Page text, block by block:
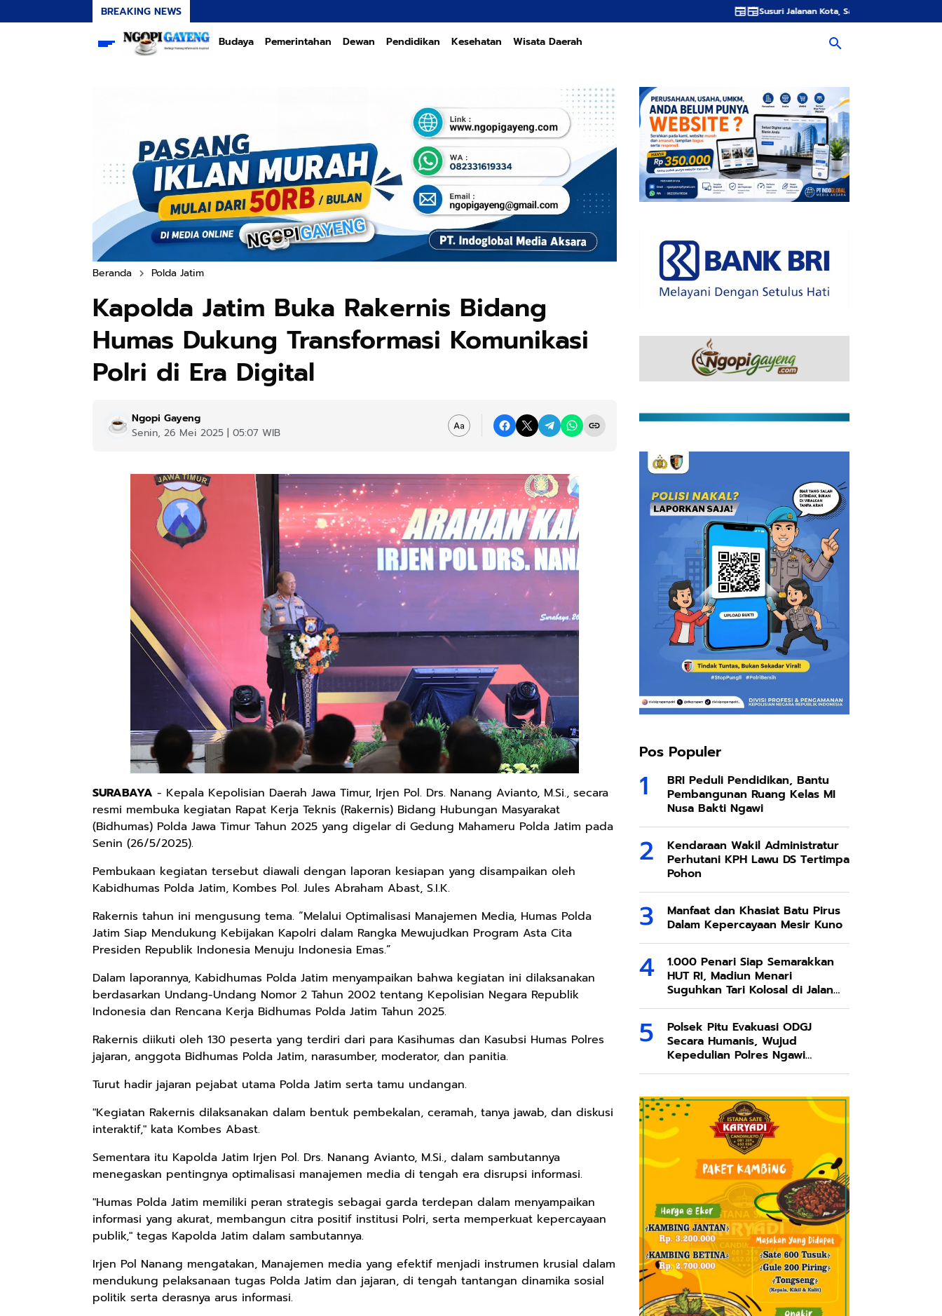
BREAKING NEWS Susuri Jalanan Kota, Satlantas Polres Gresik Tebar Kebaikan
Budaya Pemerintahan Dewan Pendidikan Kesehatan Wisata Daerah
Beranda Polda Jatim
Kapolda Jatim Buka Rakernis Bidang
Humas Dukung Transformasi Komunikasi
Polri di Era Digital
Ngopi Gayeng
Senin, 26 Mei 2025 | 05:07 WIB
SURABAYA - Kepala Kepolisian Daerah Jawa Timur, Irjen Pol. Drs. Nanang Avianto, M.Si., secara
resmi membuka kegiatan Rapat Kerja Teknis (Rakernis) Bidang Hubungan Masyarakat
(Bidhumas) Polda Jawa Timur Tahun 2025 yang digelar di Gedung Mahameru Polda Jatim pada
Senin (26/5/2025).
Pembukaan kegiatan tersebut diawali dengan laporan kesiapan yang disampaikan oleh
Kabidhumas Polda Jatim, Kombes Pol. Jules Abraham Abast, S.I.K.
Rakernis tahun ini mengusung tema. “Melalui Optimalisasi Manajemen Media, Humas Polda
Jatim Siap Mendukung Kebijakan Kapolri dalam Rangka Mewujudkan Program Asta Cita
Presiden Republik Indonesia Menuju Indonesia Emas.”
Dalam laporannya, Kabidhumas Polda Jatim menyampaikan bahwa kegiatan ini dilaksanakan
berdasarkan Undang-Undang Nomor 2 Tahun 2002 tentang Kepolisian Negara Republik
Indonesia dan Rencana Kerja Bidhumas Polda Jatim Tahun 2025.
Rakernis diikuti oleh 130 peserta yang terdiri dari para Kasihumas dan Kasubsi Humas Polres
jajaran, anggota Bidhumas Polda Jatim, narasumber, moderator, dan panitia.
Turut hadir jajaran pejabat utama Polda Jatim serta tamu undangan.
"Kegiatan Rakernis dilaksanakan dalam bentuk pembekalan, ceramah, tanya jawab, dan diskusi
interaktif," kata Kombes Abast.
Sementara itu Kapolda Jatim Irjen Pol. Drs. Nanang Avianto, M.Si., dalam sambutannya
menegaskan pentingnya optimalisasi manajemen media di tengah era disrupsi informasi.
"Humas Polda Jatim memiliki peran strategis sebagai garda terdepan dalam menyampaikan
informasi yang akurat, membangun citra positif institusi Polri, serta memperkuat kepercayaan
publik," tegas Kapolda Jatim dalam sambutannya.
Irjen Pol Nanang mengatakan, Manajemen media yang efektif menjadi instrumen krusial dalam
mendukung pelaksanaan tugas Polda Jatim dan jajaran, di tengah tantangan dinamika sosial
politik serta derasnya arus informasi.
Pos Populer
BRI Peduli Pendidikan, Bantu
Pembangunan Ruang Kelas MI
Nusa Bakti Ngawi
Kendaraan Wakil Administratur
Perhutani KPH Lawu DS Tertimpa
Pohon
Manfaat dan Khasiat Batu Pirus
Dalam Kepercayaan Mesir Kuno
1.000 Penari Siap Semarakkan
HUT RI, Madiun Menari
Suguhkan Tari Kolosal di Jalan
Pahlawan
Polsek Pitu Evakuasi ODGJ
Secara Humanis, Wujud
Kepedulian Polres Ngawi
terhadap Keselamatan